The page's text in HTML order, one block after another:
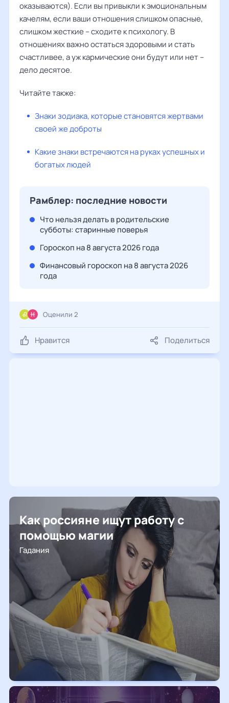
оказываются). Если вы привыкли к эмоциональным
качелям, если ваши отношения слишком опасные,
слишком жесткие – сходите к психологу. В
отношениях важно остаться здоровыми и стать
счастливее, а уж кармические они будут или нет –
дело десятое.
Читайте также:
Знаки зодиака, которые становятся жертвами
своей же доброты
Какие знаки встречаются на руках успешных и
богатых людей
Рамблер: последние новости
Что нельзя делать в родительские
субботы: старинные поверья
Гороскоп на 8 августа 2026 года
Финансовый гороскоп на 8 августа 2026
года
Нравится Поделиться
Оценили 2
Как россияне ищут работу с
помощью магии
Гадания